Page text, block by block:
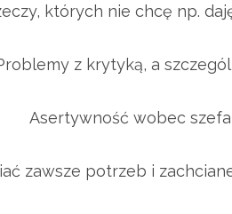
których nie chcę np.
z krytyką, a
Asertywność wobec
zawsze potrzeb i